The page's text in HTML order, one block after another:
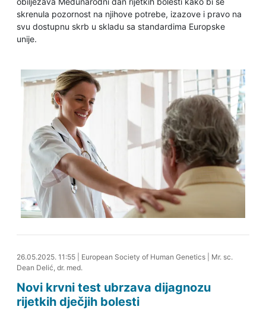
skrenula pozornost na njihove potrebe, izazove i pravo na
svu dostupnu skrb u skladu sa standardima Europske
unije.
26.05.2025. 12:14
26.05.2025. 11:55| European Society of Human Genetics| Mr. sc.
Dean Delić, dr. med.
Novi krvni test ubrzava dijagnozu
rijetkih dječjih bolesti